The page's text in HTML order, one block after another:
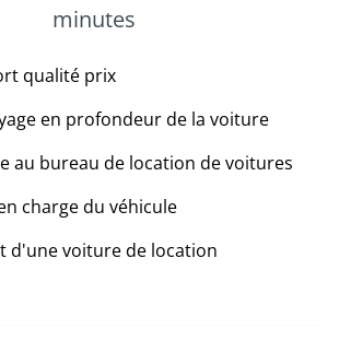
minutes
qualité prix
en profondeur de la voiture
au bureau de location de voitures
charge du véhicule
d'une voiture de location